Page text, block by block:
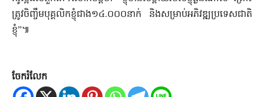
ត្រូវ​ចិញ្ចឹម​បុគ្គលិក​ខ្ញុំ​ជាង១៤.០០០នាក់ និង​សម្រាប់​អភិវឌ្ឍ​ប្រទេសជាតិ​
ខ្ញុំ”៕
ចែករំលែក